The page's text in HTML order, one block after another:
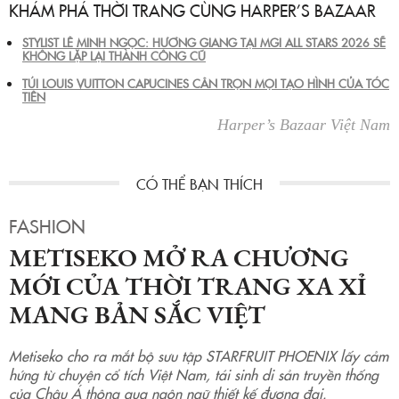
KHÁM PHÁ THỜI TRANG CÙNG HARPER’S BAZAAR
STYLIST LÊ MINH NGỌC: HƯƠNG GIANG TẠI MGI ALL STARS 2026 SẼ
KHÔNG LẶP LẠI THÀNH CÔNG CŨ
TÚI LOUIS VUITTON CAPUCINES CÂN TRỌN MỌI TẠO HÌNH CỦA TÓC
TIÊN
Harper’s Bazaar Việt Nam
FASHION
METISEKO MỞ RA CHƯƠNG
MỚI CỦA THỜI TRANG XA XỈ
MANG BẢN SẮC VIỆT
Metiseko cho ra mắt bộ sưu tập STARFRUIT PHOENIX lấy cảm
hứng từ chuyện cổ tích Việt Nam, tái sinh di sản truyền thống
của Châu Á thông qua ngôn ngữ thiết kế đương đại.